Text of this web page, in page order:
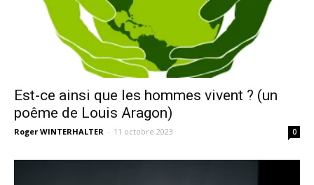
Est-ce ainsi que les hommes vivent ? (un
poême de Louis Aragon)
Roger WINTERHALTER - 11 octobre 2023 0